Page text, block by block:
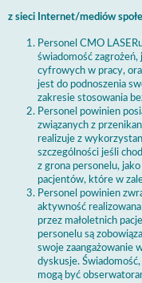
z sieci Internet/mediów
Personel CMO
świadomość
cyfrowych w pracy,
jest do podnoszenia
zakresie stosowania
Personel powinien
związanych z
realizuje z
szczególności jeśli
z grona personelu,
pacjentów, które w
Personel powinien
aktywność
przez małoletnich
personelu są
swoje zaangażowanie
dyskusje.
mogą być